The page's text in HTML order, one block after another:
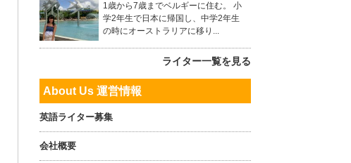
1歳から7歳までベルギーに住む。 小
学2年生で日本に帰国し、中学2年生
の時にオーストラリアに移り...
ライター一覧を見る
About Us 運営情報
英語ライター募集
会社概要